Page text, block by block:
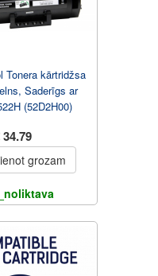
Tonera kārtridžsa
Saderīgs ar
(52D2H00)
34.79
grozam